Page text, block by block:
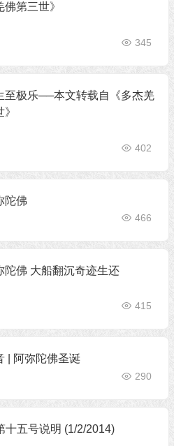
佛第三世》
345
至极乐──本文转载自《多杰羌
402
陀佛
466
虔诵阿弥陀佛 大船翻沉奇迹生还
415
| 阿弥陀佛圣诞
290
十五号说明 (1/2/2014)